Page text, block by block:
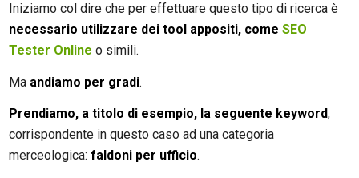
Iniziamo col dire che per effettuare questo tipo di ricerca è
necessario utilizzare dei tool appositi, comeSEO
Tester Online o simili.
Ma andiamo per gradi.
Prendiamo, a titolo di esempio, la seguente keyword,
corrispondente in questo caso ad una categoria
merceologica: faldoni per ufficio.